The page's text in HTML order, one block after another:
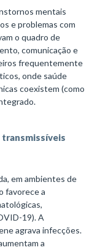
mentais
e problemas com
o quadro de
comunicação e
frequentemente
onde saúde
coexistem (como
transmissíveis
em ambientes de
favorece a
19). A
agrava infecções.
a